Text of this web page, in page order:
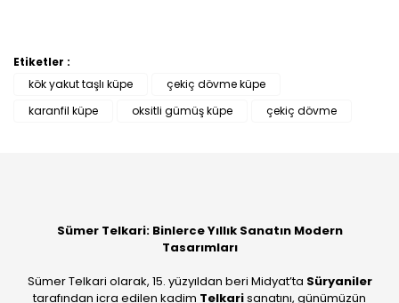
Bu ürüne ilk yorumu siz yapın!
Etiketler :
kök yakut taşlı küpe
çekiç dövme küpe
karanfil küpe
oksitli gümüş küpe çekiç dövme
Sümer Telkari: Binlerce Yıllık Sanatın Modern
Tasarımları
Sümer Telkari olarak, 15. yüzyıldan beri Midyat’ta Süryaniler
tarafından icra edilen kadim Telkarisanatını, günümüzün